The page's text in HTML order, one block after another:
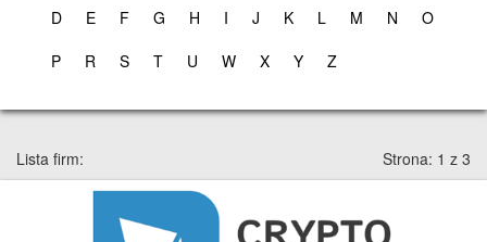
D
E F G H I J K L M N
O
P
R S T U W X Y Z
Lista firm: Strona: 1 z 3